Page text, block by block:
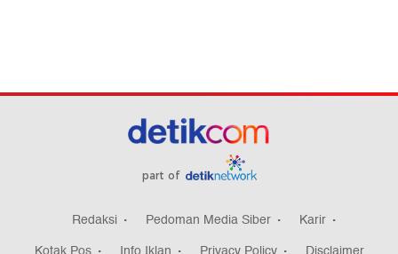
part of
Redaksi Pedoman Media Siber
Karir